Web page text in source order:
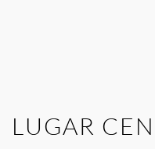
LUGAR